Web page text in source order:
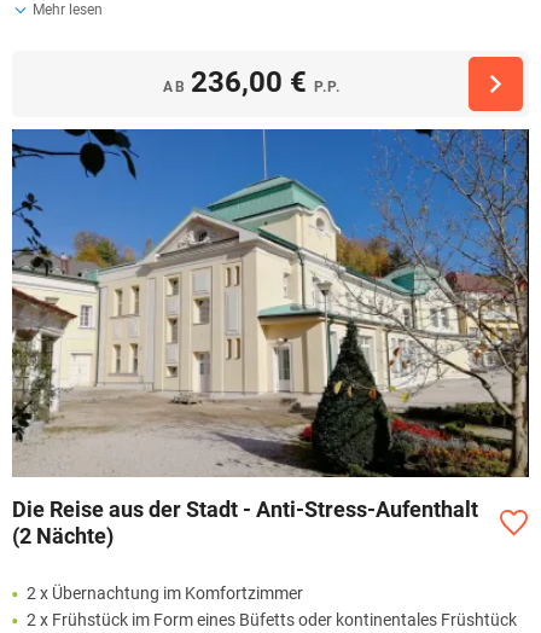
Mehr lesen
AB 236,00 € P.P.
Die Reise aus der Stadt - Anti-Stress-Aufenthalt
(2 Nächte)
2 x Übernachtung im Komfortzimmer
2 x Frühstück im Form eines Büfetts oder kontinentales Früshtück